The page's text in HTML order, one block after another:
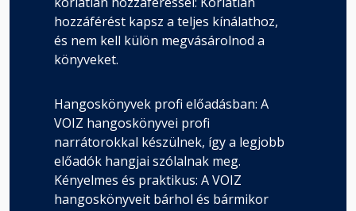
hozzáférést kapsz a teljes kínálathoz,
és nem kell külön megvásárolnod a
könyveket.
Hangoskönyvek profi előadásban: A
VOIZ hangoskönyvei profi
narrátorokkal készülnek, így a legjobb
előadók hangjai szólalnak meg.
Kényelmes és praktikus: A VOIZ
hangoskönyveit bárhol és bármikor